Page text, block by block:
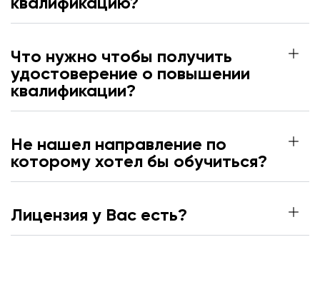
квалификацию?
Что нужно чтобы получить
удостоверение о повышении
квалификации?
Не нашел направление по
которому хотел бы обучиться?
Лицензия у Вас есть?